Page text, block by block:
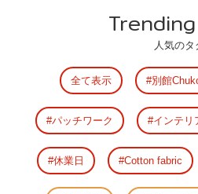
人気のタ
全て表示 別館
パッチワーク インテリ
休業日 Cotton fabric